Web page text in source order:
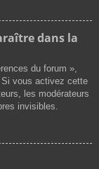
dans la
du forum »,
Si vous activez cette
les modérateurs
invisibles.